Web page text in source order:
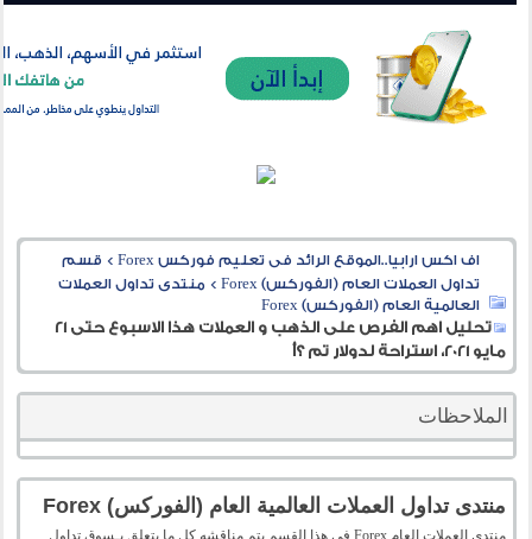
اف اكس ارابيا..الموقع الرائد فى تعليم فوركس Forex > قسم
تداول العملات العام (الفوركس) Forex
> منتدى تداول العملات
العالمية العام (الفوركس) Forex
تحليل اهم الفرص على الذهب و العملات هذا الاسبوع حتى 21
مايو 2021، استراحة لدولار تم ؟أ
الملاحظات
منتدى تداول العملات العالمية العام (الفوركس) Forex
منتدى العملات العام Forex فى هذا القسم يتم مناقشه كل ما يتعلق بـسوق تداول